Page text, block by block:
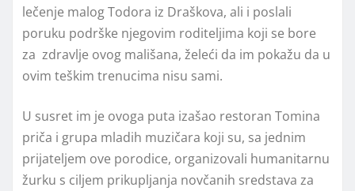
lečenje malog Todora iz Draškova, ali i poslali
poruku podrške njegovim roditeljima koji se bore
za zdravlje ovog mališana, želeći da im pokažu da u
ovim teškim trenucima nisu sami.
U susret im je ovoga puta izašao restoran Tomina
priča i grupa mladih muzičara koji su, sa jednim
prijateljem ove porodice, organizovali humanitarnu
žurku s ciljem prikupljanja novčanih sredstava za